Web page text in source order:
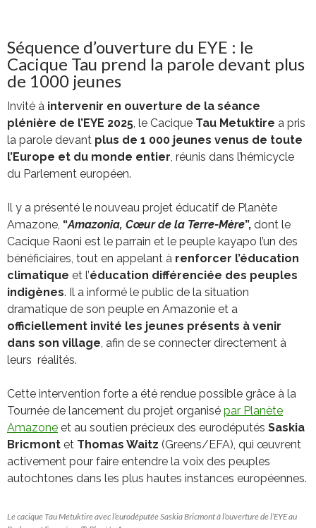
Séquence d’ouverture du EYE : le
Cacique Tau prend la parole devant plus
de 1000 jeunes
Invité à intervenir en ouverture de la séance
plénière de l’EYE 2025, le Cacique Tau Metuktire a pris
la parole devant plus de 1 000 jeunes venus de toute
l’Europe et du monde entier, réunis dans l’hémicycle
du Parlement européen.
Il y a présenté le nouveau projet éducatif de Planète
Amazone, “Amazonia, Cœur de la Terre-Mère”, dont le
Cacique Raoni est le parrain et le peuple kayapo l’un des
bénéficiaires, tout en appelant à renforcer l’éducation
climatique et l’éducation différenciée des peuples
indigènes. Il a informé le public de la situation
dramatique de son peuple en Amazonie et a
officiellement invité les jeunes présents à venir
dans son village, afin de se connecter directement à
leurs réalités.
Cette intervention forte a été rendue possible grâce à la
Tournée de lancement du projet organisé par Planète
Amazone et au soutien précieux des eurodéputés Saskia
Bricmont et Thomas Waitz (Greens/EFA), qui œuvrent
activement pour faire entendre la voix des peuples
autochtones dans les plus hautes instances européennes.
Le cacique Tau Metuktire avec l’eurodéputée Saskia Bricmont à l’ouverture de l’EYE au